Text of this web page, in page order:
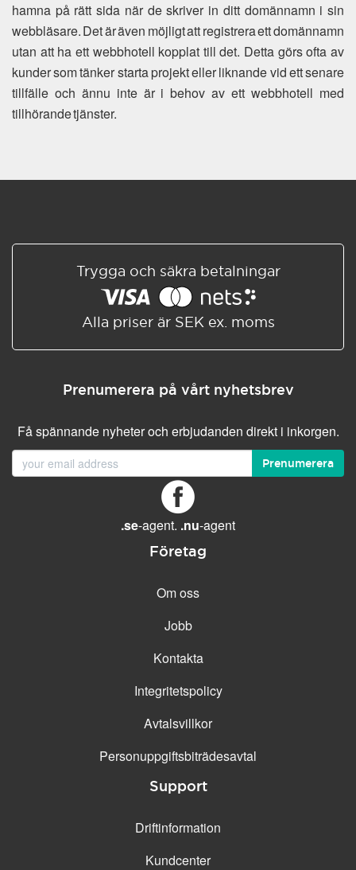
hamna på rätt sida när de skriver in ditt domännamn i sin
webbläsare. Det är även möjligt att registrera ett domännamn
utan att ha ett webbhotell kopplat till det. Detta görs ofta av
kunder som tänker starta projekt eller liknande vid ett senare
tillfälle och ännu inte är i behov av ett webbhotell med
tillhörande tjänster.
Trygga och säkra betalningar
Alla priser är SEK ex. moms
Prenumerera på vårt nyhetsbrev
Få spännande nyheter och erbjudanden direkt i inkorgen.
Prenumerera
.se-agent. .nu-agent
Företag
Om oss
Jobb
Kontakta
Integritetspolicy
Avtalsvillkor
Personuppgifts­biträdesavtal
Support
Driftinformation
Kundcenter